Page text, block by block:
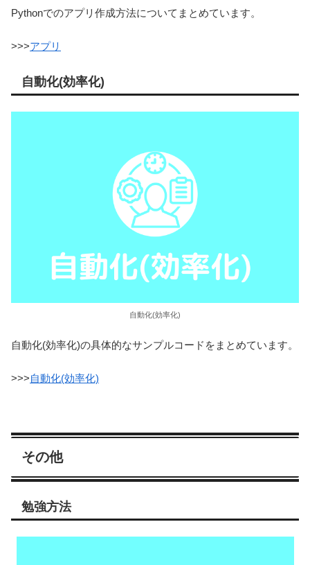
Pythonでのアプリ作成方法についてまとめています。
>>>アプリ
自動化(効率化)
自動化(効率化)
自動化(効率化)の具体的なサンプルコードをまとめています。
>>>自動化(効率化)
その他
勉強方法